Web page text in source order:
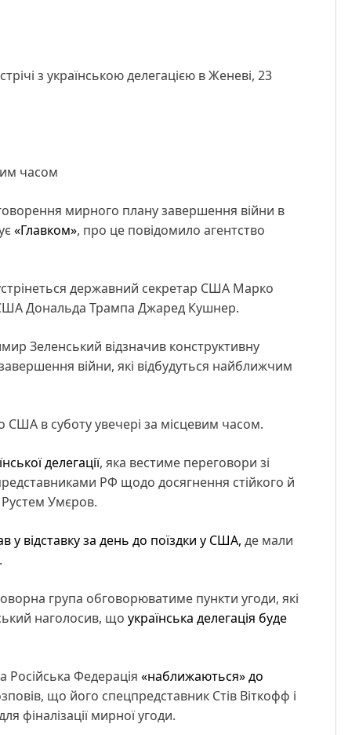
з українською делегацією в Женеві, 23
часом
мирного плану завершення війни в
«Главком», про це повідомило агентство
державний секретар США Марко
США Дональда Трампа Джаред Кушнер.
Зеленський відзначив конструктивну
війни, які відбудуться найближчим
США в суботу увечері за місцевим часом.
делегації, яка вестиме переговори зі
РФ щодо досягнення стійкого й
Умєров.
у відставку за день до поїздки у США, де мали
група обговорюватиме пункти угоди, які
наголосив, що українська делегація буде
Федерація «наближаються» до
що його спецпредставник Стів Віткофф і
фіналізації мирної угоди.